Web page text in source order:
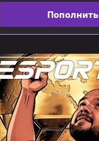
Пополнить